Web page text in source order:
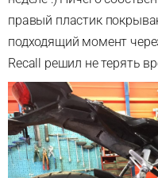
правый пластик
подходящий момент
Recall решил не терять